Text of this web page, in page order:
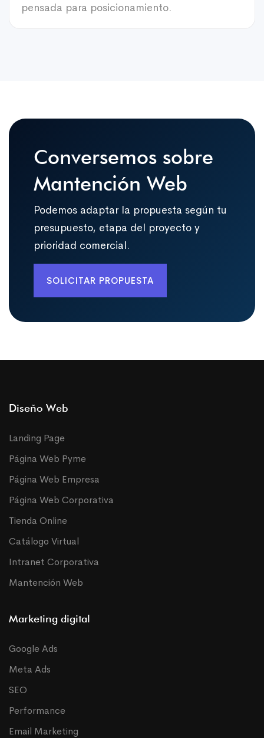
pensada para posicionamiento.
Conversemos sobre
Mantención Web
Podemos adaptar la propuesta según tu
presupuesto, etapa del proyecto y
prioridad comercial.
SOLICITAR PROPUESTA
Diseño Web
Landing Page
Página Web Pyme
Página Web Empresa
Página Web Corporativa
Tienda Online
Catálogo Virtual
Intranet Corporativa
Mantención Web
Marketing digital
Google Ads
Meta Ads
SEO
Performance
Email Marketing